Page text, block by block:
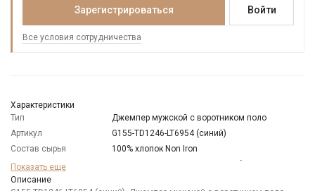
Зарегистрироваться Войти
Все условия сотрудничества
Характеристики
Тип
Джемпер мужской с воротником поло
Артикул
G155-TD1246-LT6954 (синий)
Состав сырья
100% хлопок Non Iron
Модель
Цвет
Показать еще
Описание